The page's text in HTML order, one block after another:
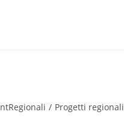
/ Progetti regionali